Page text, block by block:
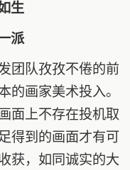
生
派
队孜孜不倦的前
的画家美术投入。
面上不存在投机取
得到的画面才有可
获，如同诚实的大